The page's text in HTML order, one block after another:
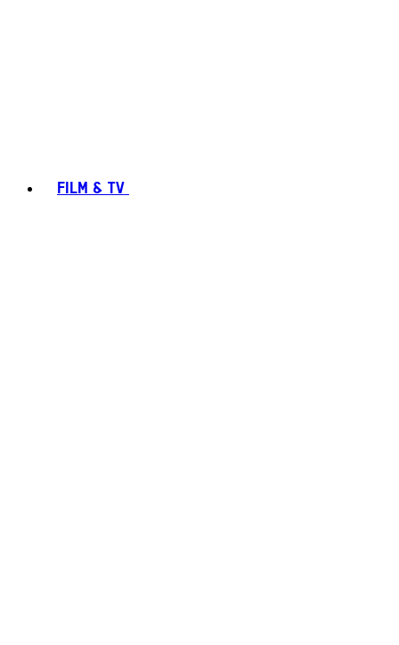
FILM & TV